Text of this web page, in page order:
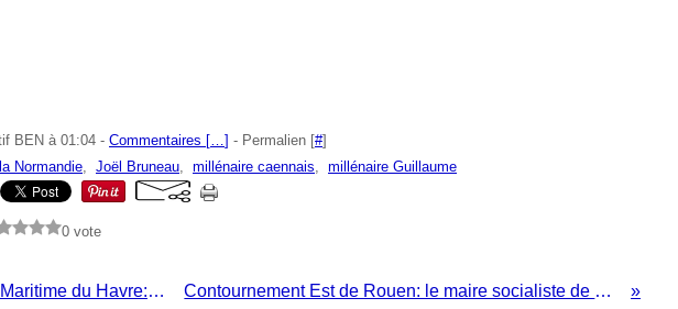
BEN à 01:04 - Commentaires […] - Permalien [#]
Normandie, Joël Bruneau, millénaire caennais, millénaire Guillaume
0 vote
Grand Port Maritime du Havre: Faire part de d... estruction Contournement Est de Rouen: le maire socialiste de Rouen n'aime pas les pétitions écologistes...